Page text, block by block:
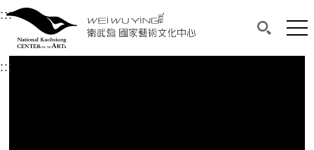
衛武營國家藝術文化中心
中央內容區塊，為本頁主要內容區。
:::選單連結區塊，此區塊列有本網站主要連結。
衛武營國家藝術文化中心
搜尋(開
網
:::